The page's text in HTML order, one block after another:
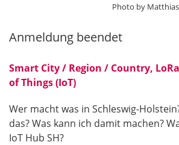
Photo by
Anmeldung beendet
Smart City / Region / Country,
of Things (IoT)
Wer macht was in Schleswig-
das? Was kann ich damit machen?
IoT Hub SH?